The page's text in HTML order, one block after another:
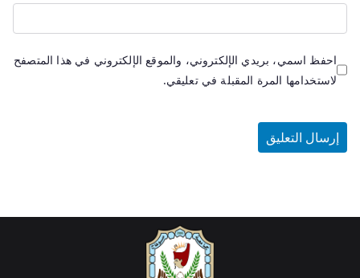
احفظ اسمي، بريدي الإلكتروني، والموقع الإلكتروني في هذا المتصفح
لاستخدامها المرة المقبلة في تعليقي.